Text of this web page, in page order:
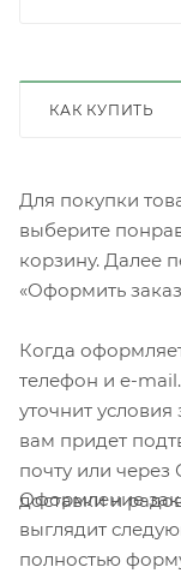
КАК КУПИТЬ
Для покупки
выберите
корзину. Далее
«Оформить
Когда
телефон и e-
уточнит условия
вам придет
почту или через
доставки и
Оформление
выглядит
полностью